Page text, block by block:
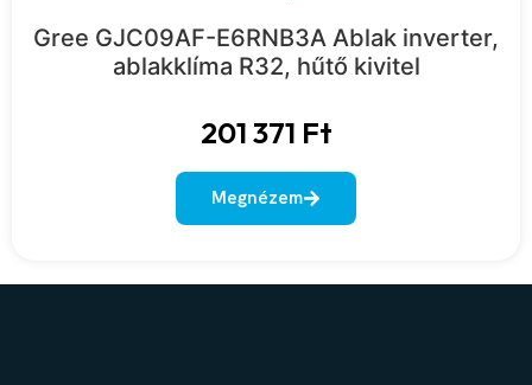
Gree GJC09AF-E6RNB3A Ablak inverter,
ablakklíma R32, hűtő kivitel
201 371 Ft
Megnézem